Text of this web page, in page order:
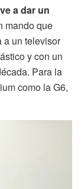
a dar un
mando que
a un televisor
y con un
Para la
como la G6,